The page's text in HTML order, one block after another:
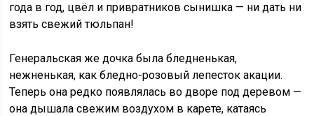
года в год, цвёл и привратников сынишка — ни дать ни
взять свежий тюльпан!
Генеральская же дочка была бледненькая,
нежненькая, как бледно-розовый лепесток акации.
Теперь она редко появлялась во дворе под деревом —
она дышала свежим воздухом в карете, катаясь